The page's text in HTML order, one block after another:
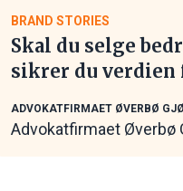
BRAND STORIES
Skal du selge
sikrer du verdien
ADVOKATFIRMAET ØVERBØ
Advokatfirmaet Øverbø